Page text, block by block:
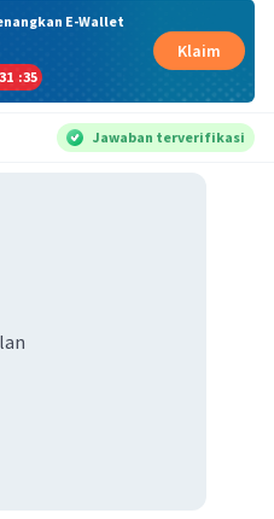
E-Wallet
31 :34
Klaim
Jawaban terverifikasi